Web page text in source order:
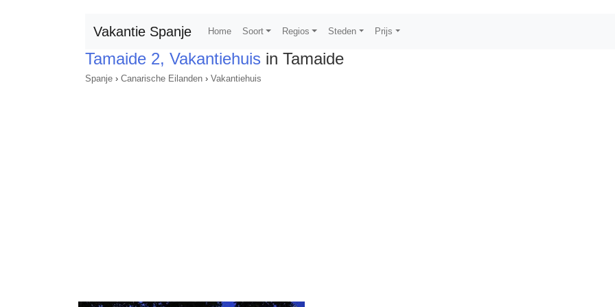
Vakantie Spanje Home Soort Regios Steden Prijs
Tamaide 2, Vakantiehuis in Tamaide
Spanje › Canarische Eilanden › Vakantiehuis